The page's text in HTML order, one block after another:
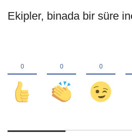
Ekipler, binada bir süre